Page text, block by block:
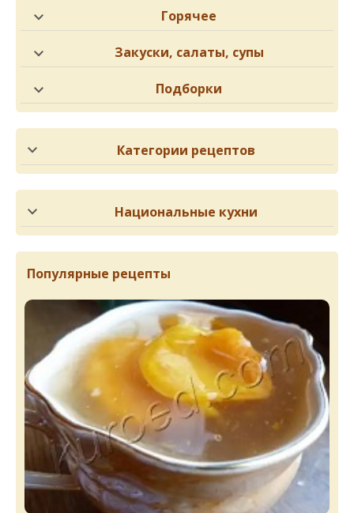
Горячее
Закуски, салаты, супы
Подборки
Категории рецептов
Национальные кухни
Популярные рецепты